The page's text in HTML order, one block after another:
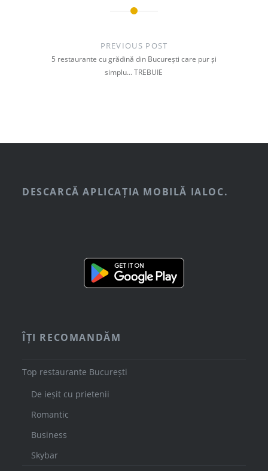
PREVIOUS POST
5 restaurante cu grădină din București care pur și
simplu… TREBUIE
DESCARCĂ APLICAȚIA MOBILĂ IALOC.
ÎȚI RECOMANDĂM
Top restaurante București
De ieșit cu prietenii
Romantic
Business
Skybar